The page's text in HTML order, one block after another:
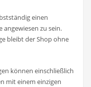
einen
zu sein.
bleibt der Shop ohne
können einschließlich
mit einem einzigen